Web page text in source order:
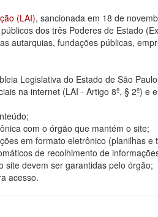
(LAI), sancionada em 18 de
dos três Poderes de Estado
autarquias, fundações públicas,
Legislativa do Estado de São
na internet (LAI - Artigo 8º, § 2º) e
com o órgão que mantém o site;
em formato eletrônico (planilhas e
de recolhimento de
site devem ser garantidas pelo órgão;
acesso.